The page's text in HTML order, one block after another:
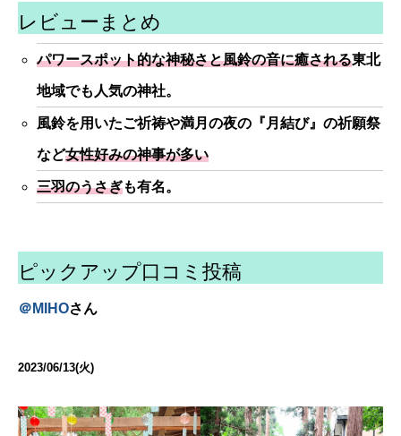
レビューまとめ
パワースポット的な神秘さと風鈴の音に癒される東北
地域でも人気の神社。
風鈴を用いたご祈祷や満月の夜の『月結び』の祈願祭
など女性好みの神事が多い
三羽のうさぎも有名。
ピックアップ口コミ投稿
＠ MIHOさん
2023/06/13(火)